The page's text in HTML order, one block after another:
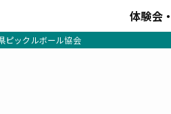
体験会
ピックルボール協会